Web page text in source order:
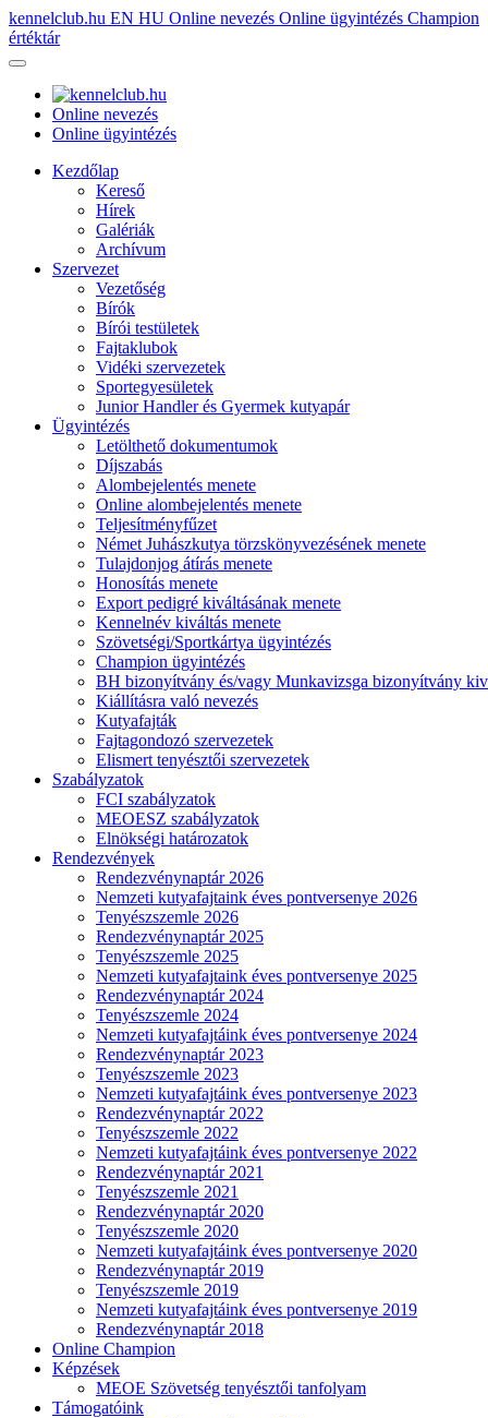
kennelclub.hu EN HU Online nevezés Online ügyintézés Champion
értéktár
Online nevezés
Online ügyintézés
Kezdőlap
Kereső
Hírek
Galériák
Archívum
Szervezet
Vezetőség
Bírók
Bírói testületek
Fajtaklubok
Vidéki szervezetek
Sportegyesületek
Junior Handler és Gyermek kutyapár
Ügyintézés
Letölthető dokumentumok
Díjszabás
Alombejelentés menete
Online alombejelentés menete
Teljesítményfűzet
Német Juhászkutya törzskönyvezésének menete
Tulajdonjog átírás menete
Honosítás menete
Export pedigré kiváltásának menete
Kennelnév kiváltás menete
Szövetségi/Sportkártya ügyintézés
Champion ügyintézés
BH bizonyítvány és/vagy Munkavizsga bizonyítvány
Kiállításra való nevezés
Kutyafajták
Fajtagondozó szervezetek
Elismert tenyésztői szervezetek
Szabályzatok
FCI szabályzatok
MEOESZ szabályzatok
Elnökségi határozatok
Rendezvények
Rendezvénynaptár 2026
Nemzeti kutyafajtaink éves pontversenye 2026
Tenyészszemle 2026
Rendezvénynaptár 2025
Tenyészszemle 2025
Nemzeti kutyafajtaink éves pontversenye 2025
Rendezvénynaptár 2024
Tenyészszemle 2024
Nemzeti kutyafajtáink éves pontversenye 2024
Rendezvénynaptár 2023
Tenyészszemle 2023
Nemzeti kutyafajtáink éves pontversenye 2023
Rendezvénynaptár 2022
Tenyészszemle 2022
Nemzeti kutyafajtáink éves pontversenye 2022
Rendezvénynaptár 2021
Tenyészszemle 2021
Rendezvénynaptár 2020
Tenyészszemle 2020
Nemzeti kutyafajtáink éves pontversenye 2020
Rendezvénynaptár 2019
Tenyészszemle 2019
Nemzeti kutyafajtáink éves pontversenye 2019
Rendezvénynaptár 2018
Online Champion
Képzések
MEOE Szövetség tenyésztői tanfolyam
Támogatóink